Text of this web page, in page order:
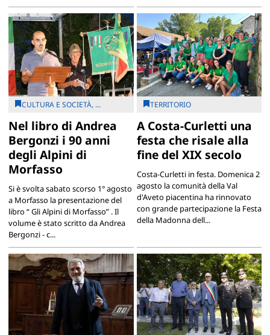
CULTURA E SOCIETÀ, ...
Nel libro di Andrea
Bergonzi i 90 anni
degli Alpini di
Morfasso
Si è svolta sabato scorso 1° agosto
a Morfasso la presentazione del
libro “ Gli Alpini di Morfasso” . Il
volume è stato scritto da Andrea
Bergonzi - c...
TERRITORIO
A Costa-Curletti una
festa che risale alla
fine del XIX secolo
Costa-Curletti in festa. Domenica 2
agosto la comunità della Val
d'Aveto piacentina ha rinnovato
con grande partecipazione la Festa
della Madonna dell...